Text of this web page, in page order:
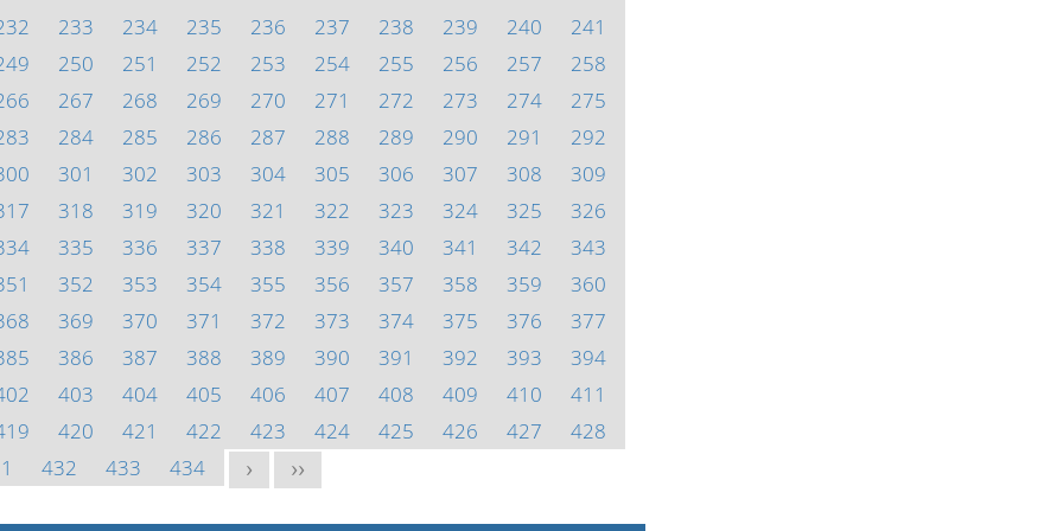
233 234 235 236 237 238 239 240
241
250 251 252 253 254 255 256 257
258
267 268 269 270 271 272 273 274
275
284 285 286 287 288 289 290 291
292
301 302 303 304 305 306 307 308
309
318 319 320 321 322 323 324 325
326
335 336 337 338 339 340 341 342
343
352 353 354 355 356 357 358 359
360
369 370 371 372 373 374 375 376
377
386 387 388 389 390 391 392 393
394
403 404 405 406 407 408 409 410
411
420 421 422 423 424 425 426 427
428
432 433 434 > >>